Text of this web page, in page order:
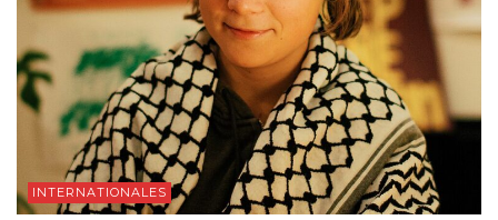
INTERNATIONALES